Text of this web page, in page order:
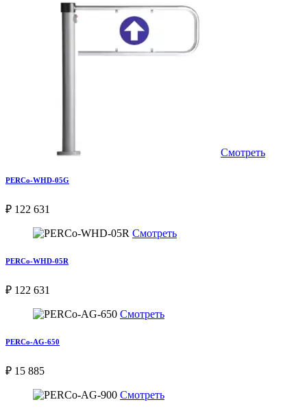
Смотреть
PERCo-WHD-05G
₽ 122 631
Смотреть
PERCo-WHD-05R
₽ 122 631
Смотреть
PERCo-AG-650
₽ 15 885
Смотреть